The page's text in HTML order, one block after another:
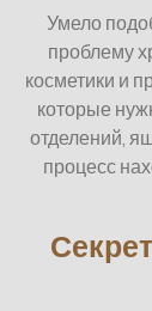
Умело
проблему
косметики и
которые
отделений,
процесс